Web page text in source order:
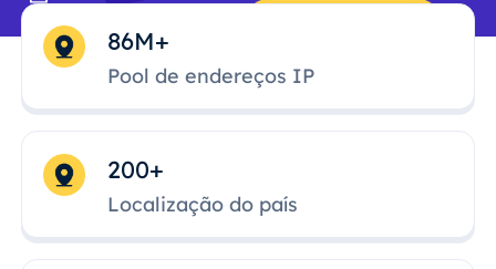
86M+
Pool de endereços IP
200+
Localização do país